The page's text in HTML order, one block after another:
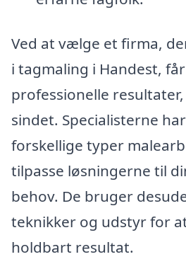
Ved at vælge et firma,
i tagmaling i Handest,
professionelle
sindet. Specialisterne
forskellige typer
tilpasse løsningerne til
behov. De bruger
teknikker og udstyr for
holdbart resultat.